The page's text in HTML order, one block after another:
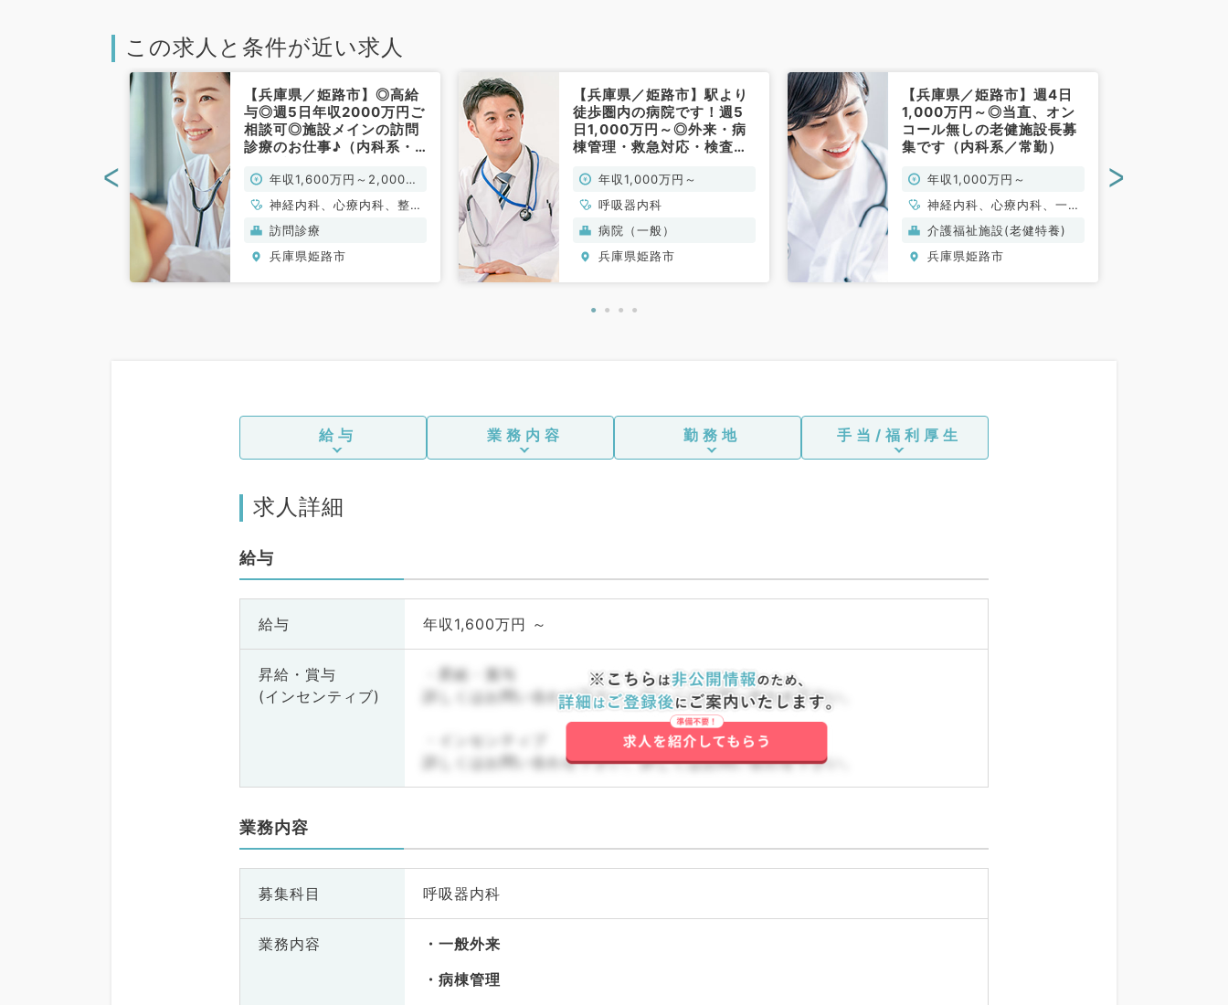
この求人と条件が近い求人
【兵庫県／姫路市】◎高給
与◎週5日年収2000万円ご
相談可◎施設メインの訪問
診療のお仕事♪（内科系・
年収1,600万円～2,000万
円
神経内科、心療内科、整形
外科、形成外科、美容外
科、脳神経外科、呼吸器外
科、心臓血管外科、小児外
訪問診療
兵庫県姫路市
【兵庫県／姫路市】駅より
徒歩圏内の病院です！週5
日1,000万円～◎外来・病
棟管理・救急対応・検査の
常勤）年収1,000万円～
呼吸器内科
病院（一般）
兵庫県姫路市
【兵庫県／姫路市】週4日
1,000万円～◎当直、オン
コール無しの老健施設長募
集です（内科系／常勤）
年収1,000万円～
神経内科、心療内科、一般
内科、循環器内科、呼吸器
内科、消化器内科、内分
泌・代謝内科、腎臓内科、
介護福祉施設(老健特養)
兵庫県姫路市
< >
給与 業務内容 勤務地 手当/福利厚生
求人詳細
給与
給与 年収1,600万円 ～
昇給・賞与
(インセンティブ)
・昇給・賞与
詳しくはお問い合わせ下さい。詳しくはお問い合わせ下さい。
・インセンティブ
詳しくはお問い合わせ下さい。詳しくはお問い合わせ下さい。
業務内容
募集科目 呼吸器内科
業務内容
一般外来
病棟管理